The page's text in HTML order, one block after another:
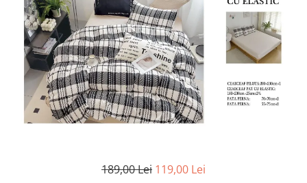
Lenjerii Creponate
Lenjerii de finet Iprimate Digital
Lenjerii de pat Bumbac 100%
Lenjerii de pat Finet + 2 Draperii
Lenjerii de pat Saten 4 piese cu
elastic
189,00 Lei 119,00 Lei